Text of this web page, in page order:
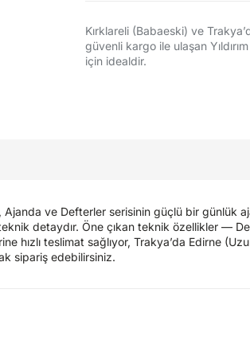
Kırklareli (Babaeski) ve
güvenli kargo ile ulaşan
için idealdir.
Ajanda ve Defterler serisinin güçlü bir günlük
detaydır. Öne çıkan teknik özellikler —
hızlı teslimat sağlıyor, Trakya’da Edirne
sipariş edebilirsiniz.